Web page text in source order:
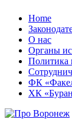
Перейти
содержанию
Home
О нас
Органы
Политика
ФК
ХК